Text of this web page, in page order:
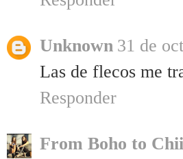
Unknown 31 de
Las de flecos me
Responder
From Boho to